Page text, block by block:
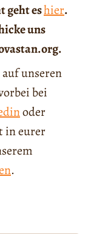
geht eshier.
uns
unseren
bei
oder
in eurer
.